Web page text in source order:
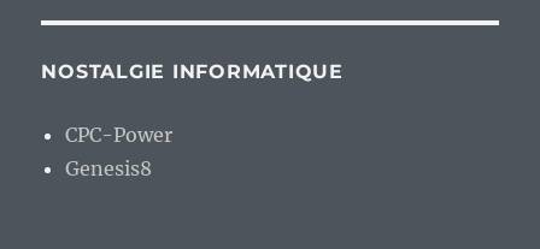
NOSTALGIE INFORMATIQUE
CPC-Power
Genesis8